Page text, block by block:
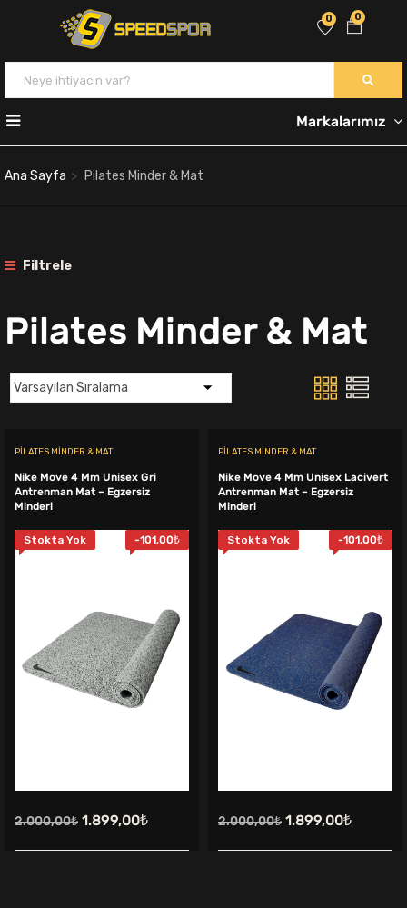
0
0
Markalarımız
Ana Sayfa Pilates Minder & Mat
Filtrele
Pilates Minder & Mat
PILATES MINDER & MAT
Nike Move 4 Mm Unisex Gri
Antrenman Mat – Egzersiz
Minderi
Stokta Yok -101,00₺
2.000,00₺ Orijinal
fiyat:
1.899,00₺Şu
andaki
PILATES MINDER & MAT
Nike Move 4 Mm Unisex Lacivert
Antrenman Mat – Egzersiz
Minderi
Stokta Yok -101,00₺
2.000,00₺ Orijinal
fiyat:
1.899,00₺Şu
andaki